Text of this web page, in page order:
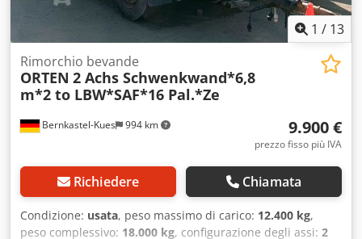
1 / 13
Bernkastel-Kues 994 km
Rimorchio bevande
ORTEN 2 Achs Schwenkwand*6,8
m*2 to LBW*SAF*16 Pal.*Ze
9.900 €
prezzo fisso più IVA
Richiedere Chiamata
Condizione: usata, peso massimo di carico: 12.400 kg,
peso complessivo: 18.000 kg, configurazione degli assi: 2